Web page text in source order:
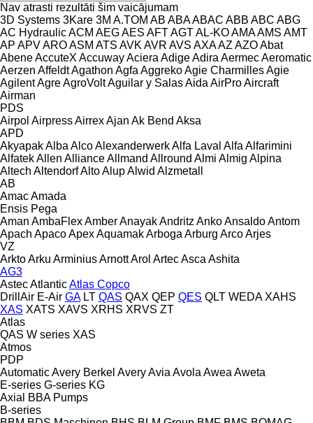
Nav atrasti rezultāti šim vaicājumam
3D Systems 3Kare 3M A.TOM AB ABAABAC ABB ABC ABG
AC HydraulicACM AEGAES AFTAGTAL-KOAMAAMS AMT
AP APVAROASM ATS AVK AVR AVS AXAAZ AZOAbat
AbeneAccuteX AccuwayAciera AdigeAdira AermecAeromatic
Aerzen AffeldtAgathon Agfa AggrekoAgie CharmillesAgie
AgilentAgreAgroVoltAguilar y SalasAida AirProAircraft
Airman
PDS
Airpol AirpressAirrexAjan Ak Bend Aksa
APD
AkyapakAlba AlcoAlexanderwerkAlfa Laval Alfa Alfarimini
AlfatekAllen AllianceAllmand Allround Almi Almig Alpina
Altech AltendorfAltoAlupAlwid Alzmetall
AB
AmacAmada
Ensis Pega
Aman AmbaFlexAmberAnayakAndritz AnkoAnsaldoAntom
Apach ApacoApexAquamakArboga Arburg ArcoArjes
VZ
ArktoArku ArminiusArnottArol ArtecAsca Ashita
AG3
AstecAtlanticAtlas Copco
DrillAir E-Air GA LT QAS QAX QEP QES QLT WEDA XAHS
XAS XATS XAVS XRHS XRVS ZT
Atlas
QAS W series XAS
Atmos
PDP
AutomaticAvery Berkel AveryAvia Avola Awea Aweta
E-series G-series KG
Axial
BBA Pumps
B-series